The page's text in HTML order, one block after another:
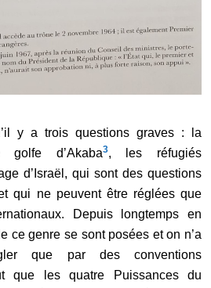
y a trois questions graves : la
d’Akaba3, les réfugiés
d’Israël, qui sont des questions
qui ne peuvent être réglées que
Depuis longtemps en
ce genre se sont posées et on n’a
que par des conventions
que les quatre Puissances du